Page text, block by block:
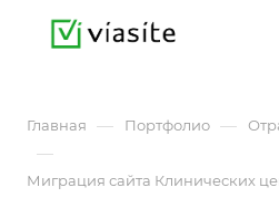
Главная — Портфолио —
—
Миграция сайта Клинических